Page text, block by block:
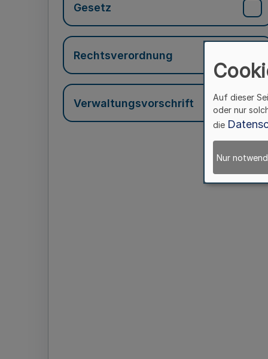
Gesetz
Rechtsverordnung
Verwaltungsvorschrift
Auf dieser
oder nur
die
Nur